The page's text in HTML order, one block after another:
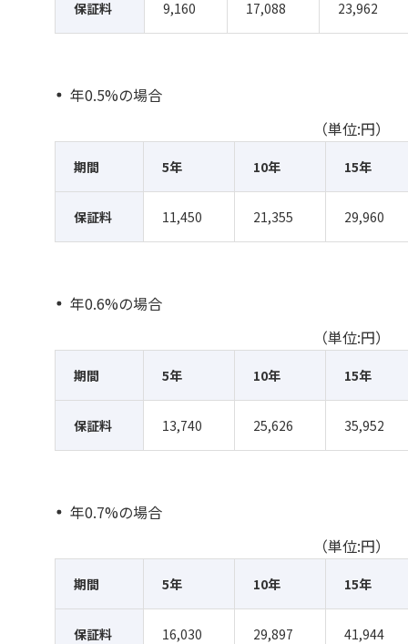
保証料 9,160 17,088 23,962
年0.5%の場合
（単位:円）
期間 5年 10年 15年
保証料 11,450 21,355 29,960
年0.6%の場合
（単位:円）
期間 5年 10年 15年
保証料 13,740 25,626 35,952
年0.7%の場合
（単位:円）
期間 5年 10年 15年
保証料 16,030 29,897 41,944